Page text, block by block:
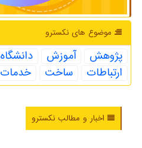
موضوع های نكسترو
پژوهش آموزش دانشگاه
ارتباطات
ساخت خدمات
اخبار و مطالب نکسترو